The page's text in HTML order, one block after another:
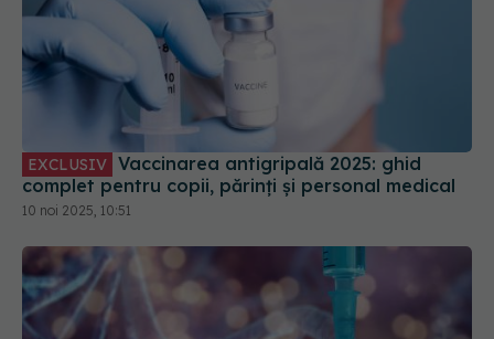
EXCLUSIV
complet pentru copii, părinți și personal medical
10 noi 2025, 10:51